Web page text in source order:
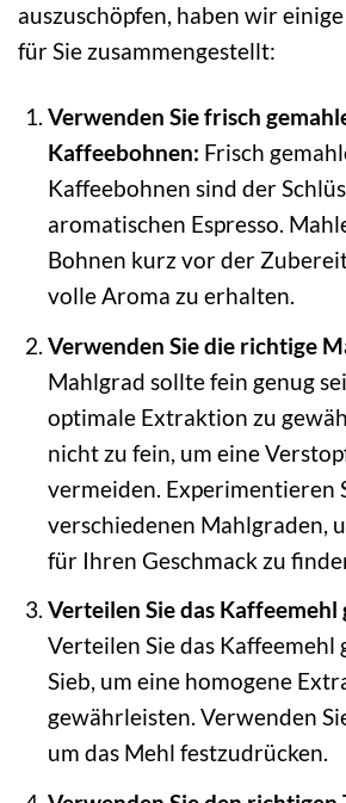
auszuschöpfen, haben wir
für Sie zusammengestellt:
Verwenden Sie frisch
Kaffeebohnen: Frisch
Kaffeebohnen sind der
aromatischen Espresso.
Bohnen kurz vor der
volle Aroma zu erhalten.
Verwenden Sie die richtige
Mahlgrad sollte fein genug
optimale Extraktion zu
nicht zu fein, um eine
vermeiden. Experimentieren
verschiedenen Mahlgraden,
für Ihren Geschmack zu
Verteilen Sie das Kaffeemehl
Verteilen Sie das Kaffeemehl
Sieb, um eine homogene
gewährleisten. Verwenden
um das Mehl festzudrücken.